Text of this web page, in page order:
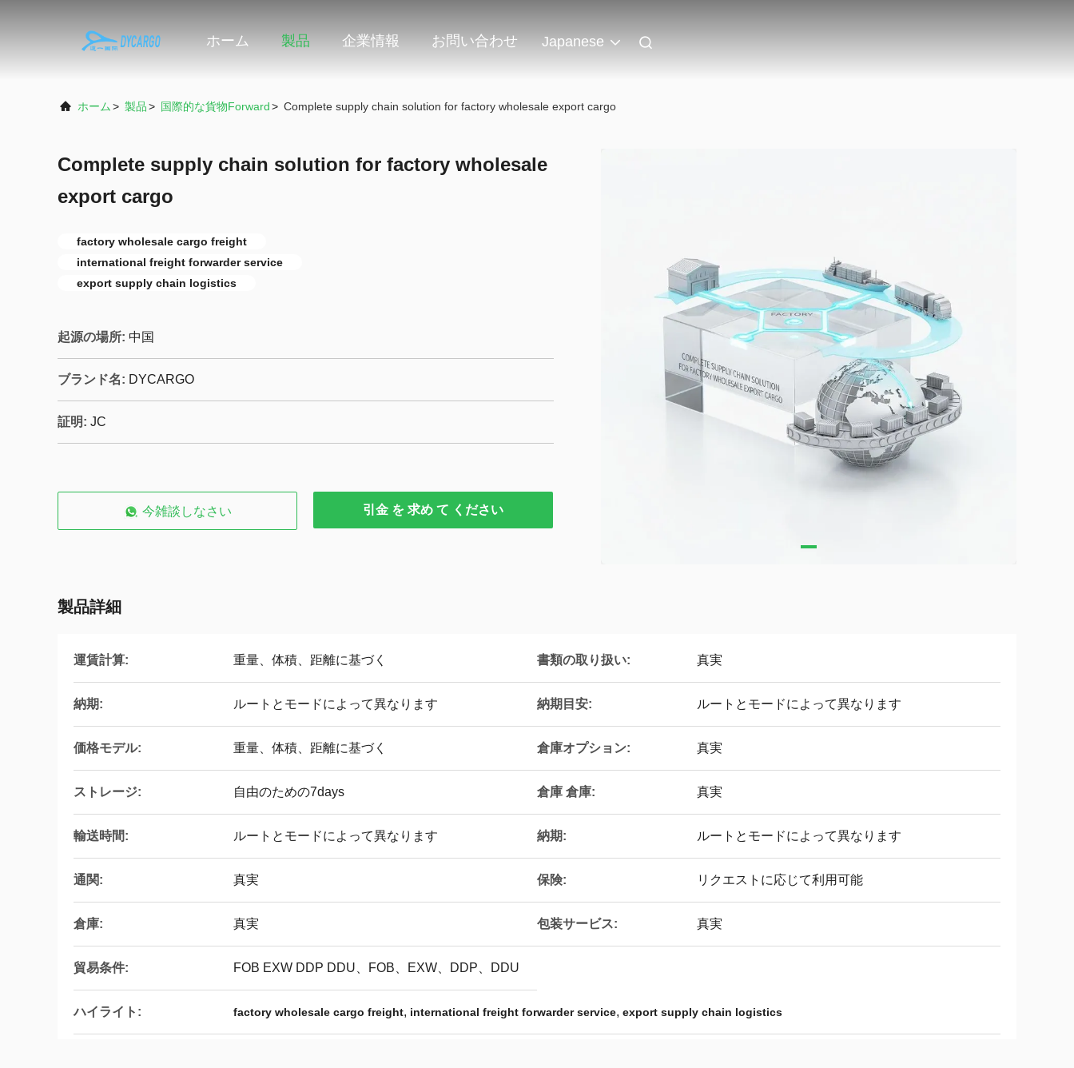
ホーム 製品 企業情報 お問い合わせ Japanese
ホーム > 製品> 国際的な貨物Forward> Complete supply chain solution for factory wholesale export cargo
Complete supply chain solution for factory wholesale
export cargo
factory wholesale cargo freight
international freight forwarder service
export supply chain logistics
起源の場所: 中国
ブランド名: DYCARGO
証明: JC
今雑談しなさい 引金 を 求め て ください
製品詳細
運賃計算: 重量、体積、距離に基づく 書類の取り扱い: 真実
納期: ルートとモードによって異なります 納期目安: ルートとモードによって異なります
価格モデル: 重量、体積、距離に基づく 倉庫オプション: 真実
ストレージ: 自由のための7days 倉庫 倉庫: 真実
輸送時間: ルートとモードによって異なります 納期: ルートとモードによって異なります
通関: 真実 保険: リクエストに応じて利用可能
倉庫: 真実 包装サービス: 真実
貿易条件: FOB EXW DDP DDU、FOB、EXW、DDP、DDU
ハイライト: factory wholesale cargo freight, international freight forwarder service, export supply chain logistics